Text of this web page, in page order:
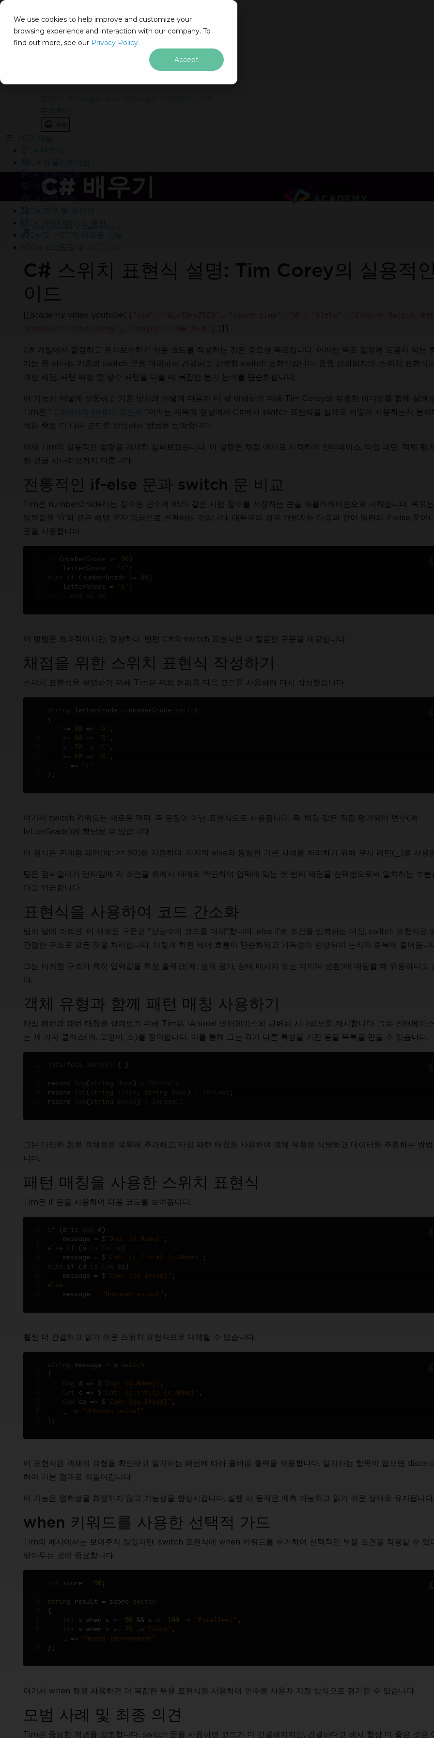
We use cookies to help improve and customize your
browsing experience and interaction with our company. To
find out more, see our Privacy Policy.
Accept
IRONSOFTWARE
제품
기업
ko
C# 프레임워크
C#과 AI
C# 도구 및 생산성
C# 데이터베이스 통합
C# 및 .NET의 새로운 기능
C# 스크립팅과 .NET CLI
C# 배우기
Iron Software Switch 표현식
C# 스위치 표현식 설명: Tim Corey의 실용적
이드
[[academy-video-youtube(
)]]
C# 개발에서 깔끔하고 유지보수하기 쉬운 코드를 작성하는 것은 중요한 목표입니다. 이러한 목표 달성에 도움이 되는
기능 중 하나는 기존의 switch 문을 대체하는 간결하고 강력한 switch 표현식입니다. 종종 간과되지만, 스위치 표현식
계형 패턴, 패턴 매칭 및 상수 패턴을 다룰 때 복잡한 분기 논리를 단순화합니다.
이 기능이 어떻게 작동하고 기존 방식과 어떻게 다른지 더 잘 이해하기 위해 Tim Corey의 유용한 비디오를 함께 살펴
Tim은 " C#에서의 switch 표현식
"이라는 제목의 영상에서 C#에서 switch 표현식을 실제로 어떻게 사용하는지 분석
적은 줄로 더 나은 코드를 작성하는 방법을 보여줍니다.
이제 Tim의 실용적인 설명을 자세히 살펴보겠습니다. 이 설명은 채점 예시로 시작하여 인터페이스, 타입 패턴, 객체 평
한 고급 시나리오까지 다룹니다.
전통적인 if-else 문과 switch 문 비교
Tim은 numberGrade라는 정수형 변수에 85와 같은 시험 점수를 저장하는 콘솔 애플리케이션으로 시작합니다. 목표
입력값을 'B'와 같은 해당 문자 등급으로 변환하는 것입니다. 대부분의 경우 개발자는 다음과 같이 일련의 if-else 문이
문을 사용합니다.
( numberGrade >= 90 )
    letterGrade
= "A" ;
( numberGrade >= 80 )
    letterGrade
= "B" ;
이 방법은 효과적이지만, 장황하다. 반면 C#의 switch 표현식은 더 깔끔한 구문을 제공합니다.
채점을 위한 스위치 표현식 작성하기
스위치 표현식을 설명하기 위해 Tim은 위의 논리를 다음 코드를 사용하여 다시 작성했습니다.
string letterGrade = numberGrade
switch
{
>=
90 => "A" ,
>=
80 => "B" ,
>=
70 => "C" ,
>=
60 => "D" ,
=>
"F"
};
여기서 switch 키워드는 새로운 맥락, 즉 문장이 아닌 표현식으로 사용됩니다. 즉, 해당 값은 직접 평가되어 변수(예:
letterGrade)에 할당될 수 있습니다.
이 형식은 관계형 패턴(예: >= 90)을 지원하며, 마지막 else와 동일한 기본 사례를 처리하기 위해 무시 패턴(_)을 사용
팀은 컴파일러가 런타임에 각 조건을 위에서 아래로 확인하여 입력에 맞는 첫 번째 패턴을 선택함으로써 일치하는 부분
다고 언급합니다.
표현식을 사용하여 코드 간소화
팀의 말에 따르면, 이 새로운 구문은 "상당수의 코드를 대체"합니다. else if로 조건을 반복하는 대신, switch 표현식은
간결한 구조로 모든 것을 처리합니다. 이렇게 하면 제어 흐름이 단순화되고 가독성이 향상되며 논리의 중복이 줄어듭니
그는 이러한 구조가 특히 입력값을 특정 출력값(예: 성적 평가, 상태 메시지 또는 데이터 변환)에 매핑할 때 유용하다고
다.
객체 유형과 함께 패턴 매칭 사용하기
타입 패턴과 패턴 매칭을 살펴보기 위해 Tim은 IAnimal 인터페이스와 관련된 시나리오를 제시합니다. 그는 인터페이
는 세 가지 클래스(개, 고양이, 소)를 정의합니다. 이를 통해 그는 각기 다른 특성을 가진 동물 목록을 만들 수 있습니다.
interface { }
record ( string ) :
;
record Cat ( string Title , string Name ) : IAnimal ;
record Cow ( string Breed ) : IAnimal ;
그는 다양한 동물 객체들을 목록에 추가하고, 타입 패턴 매칭을 사용하여 객체 유형을 식별하고 데이터를 추출하는 방
니다.
패턴 매칭을 사용한 스위치 표현식
Tim은 if 문을 사용하여 다음 코드를 보여줍니다.
if ( a is Dog d )
    message
= $ "Dog: {d.Name}" ;
else
if ( a is Cat c )
    message
= $ "Cat: {c.Title} {c.Name}" ;
else
if ( a is Cow co )
    message
= $ "Cow: {co.Breed}" ;
else
    message
= "Unknown animal" ;
훨씬 더 간결하고 읽기 쉬운 스위치 표현식으로 대체할 수 있습니다.
string message = a
switch
{
Dog d => $ "Dog: {d.Name}" ,
Cat
c => $ "Cat: {c.Title} {c.Name}" ,
Cow
co => $ "Cow: {co.Breed}" ,
=>
"Unknown animal"
};
이 표현식은 객체의 유형을 확인하고 일치하는 패턴에 따라 올바른 출력을 적용합니다. 일치하는 항목이 없으면
하여 기본 결과로 되돌아갑니다.
이 기능은 명확성을 희생하지 않고 기능성을 향상시킵니다. 실행 시 동작은 예측 가능하고 읽기 쉬운 상태로 유지됩니다.
when 키워드를 사용한 선택적 가드
Tim의 예시에서는 보여주지 않았지만, switch 표현식에 when 키워드를 추가하여 선택적인 부울 조건을 적용할 수 있
알아두는 것이 중요합니다.
int score = 90 ;
string result = score
switch
{
int
s when s >= 90 && s <= 100 => "Excellent" ,
int
s when s >= 75 => "Good" ,
=>
"Needs Improvement"
};
여기서 when 절을 사용하면 더 복잡한 부울 표현식을 사용하여 인수를 사용자 지정 방식으로 평가할 수 있습니다.
모범 사례 및 최종 의견
Tim은 중요한 개념을 강조합니다. switch 문을 사용하면 코드가 더 간결해지지만, 간결하다고 해서 항상 더 좋은 것은
IronSuite를 실제 프로젝트에 무
료로 배포해 보시겠습니까?
워터마크 없이 실제 운영 환경에서 테스트해 보세요.
30일 동안 완벽하게 작동하는 제품
체험 기간 동안 연중무휴 24시간 기술 지원 제공
도움이 필요하세요? 영업 팀이 기꺼이 도와드리겠습니다.
Enterprise 체험판을 사용해 보세요.
IronPDF를 시도한 수백만